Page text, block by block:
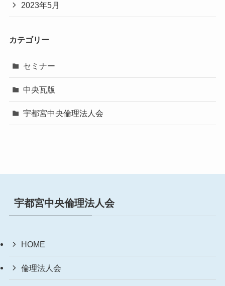
2023年5月
カテゴリー
セミナー
中央瓦版
宇都宮中央倫理法人会
宇都宮中央倫理法人会
HOME
倫理法人会